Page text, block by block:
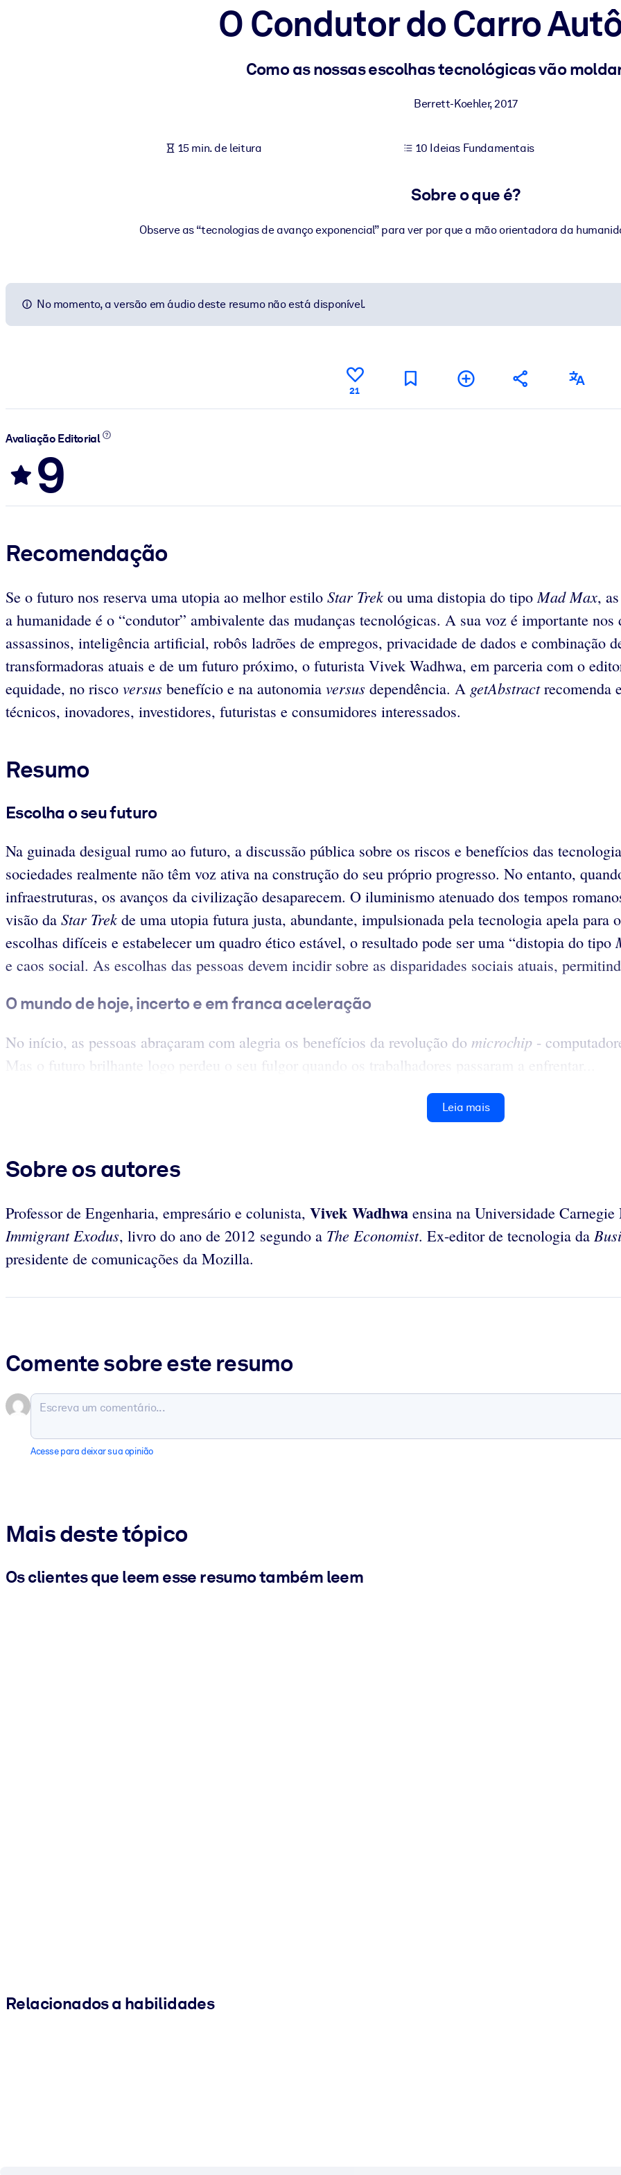
Enriqueça sua biblioteca corporativa com conhecimento de negócios confiável e pronto para uso.
Alimente seus sistemas de IA com conhecimento confiável e estruturado para melhorar os resultados.
O Condutor do Carro
Como as nossas escolhas tecnológicas vão
Berrett-Koehler,2017
15 min. de leitura 10 Ideias Fundamentais
Sobre o que é?
Observe as “tecnologias de avanço exponencial” para ver por que a mão orientadora da
No momento, a versão em áudio deste resumo não está disponível.
21
Avaliação Editorial
9
Recomendação
Se o futuro nos reserva uma utopia ao melhor estilo Star Trek ou uma distopia do tipoMad Max,
a humanidade é o “condutor” ambivalente das mudanças tecnológicas. A sua voz é importante nos
assassinos, inteligência artificial, robôs ladrões de empregos, privacidade de dados e combinação
transformadoras atuais e de um futuro próximo, o futurista Vivek Wadhwa, em parceria com o
equidade, no risco versus benefício e na autonomia versus dependência. A getAbstractrecomenda
técnicos, inovadores, investidores, futuristas e consumidores interessados.
Resumo
Escolha o seu futuro
Na guinada desigual rumo ao futuro, a discussão pública sobre os riscos e benefícios das
sociedades realmente não têm voz ativa na construção do seu próprio progresso. No entanto,
infraestruturas, os avanços da civilização desaparecem. O iluminismo atenuado dos tempos
visão da Star Trek de uma utopia futura justa, abundante, impulsionada pela tecnologia apela para
escolhas difíceis e estabelecer um quadro ético estável, o resultado pode ser uma “distopia do tipo
e caos social. As escolhas das pessoas devem incidir sobre as disparidades sociais atuais,
O mundo de hoje, incerto e em franca aceleração
No início, as pessoas abraçaram com alegria os benefícios da revolução do microchip -
Mas o futuro brilhante logo perdeu o seu fulgor quando os trabalhadores passaram a enfrentar...
Leia mais
Sobre os autores
Professor de Engenharia, empresário e colunista, Vivek Wadhwa ensina na Universidade
Immigrant Exodus, livro do ano de 2012 segundo a The Economist. Ex-editor de tecnologia da
presidente de comunicações da Mozilla.
Comente sobre este resumo
Acesse para deixar sua opinião
Mais deste tópico
Os clientes que leem esse resumo também leem
Relacionados a habilidades